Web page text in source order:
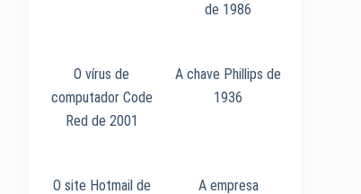
de 1986
O vírus de
computador Code
Red de 2001
A chave Phillips de
1936
O site Hotmail de
A empresa